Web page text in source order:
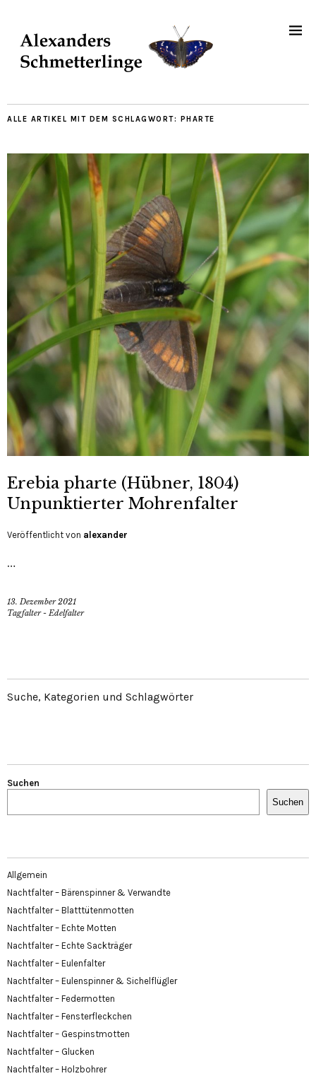
ALLE ARTIKEL MIT DEM SCHLAGWORT: PHARTE
Erebia pharte (Hübner, 1804)
Unpunktierter Mohrenfalter
Veröffentlicht von alexander
…
13. Dezember 2021
Tagfalter - Edelfalter
Suche, Kategorien und Schlagwörter
Suchen
Suchen
Allgemein
Nachtfalter – Bärenspinner & Verwandte
Nachtfalter – Blatttütenmotten
Nachtfalter – Echte Motten
Nachtfalter – Echte Sackträger
Nachtfalter – Eulenfalter
Nachtfalter – Eulenspinner & Sichelflügler
Nachtfalter – Federmotten
Nachtfalter – Fensterfleckchen
Nachtfalter – Gespinstmotten
Nachtfalter – Glucken
Nachtfalter – Holzbohrer